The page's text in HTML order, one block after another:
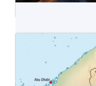
תקיפות
הברית?